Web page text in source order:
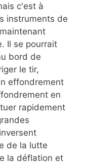
c'est à
instruments de
Il se pourrait
bord de
le tir,
effondrement
en
rapidement
de la lutte
la déflation et